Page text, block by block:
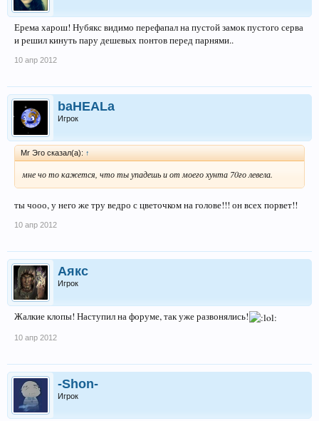
Ерема харош! Нубякс видимо перефапал на пустой замок пустого серва
и решил кинуть пару дешевых понтов перед парнями..
10 апр 2012
baHEALa
Игрок
Mr Эго сказал(а): ↑
мне чо то кажется, что ты упадешь и от моего хунта 70го левела.
ты чооо, у него же тру ведро с цветочком на голове!!! он всех порвет!!
10 апр 2012
Аякс
Игрок
Жалкие клопы! Наступил на форуме, так уже развонялись!
10 апр 2012
-Shon-
Игрок